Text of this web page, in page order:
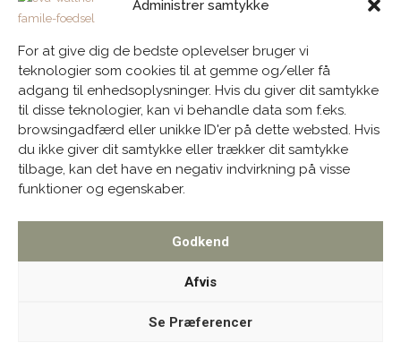
Administrer samtykke
For at give dig de bedste oplevelser bruger vi
teknologier som cookies til at gemme og/eller få
adgang til enhedsoplysninger. Hvis du giver dit samtykke
til disse teknologier, kan vi behandle data som f.eks.
browsingadfærd eller unikke ID'er på dette websted. Hvis
du ikke giver dit samtykke eller trækker dit samtykke
tilbage, kan det have en negativ indvirkning på visse
funktioner og egenskaber.
Godkend
Afvis
Se Præferencer
Forrige Indlæg Næste Indlæg
HANDELSBETINGELSER